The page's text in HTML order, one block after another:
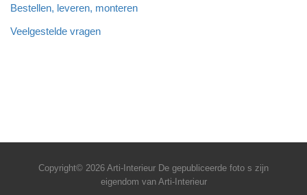
Bestellen, leveren, monteren
Veelgestelde vragen
Copyright© 2026 Arti-Interieur De gepubliceerde foto s zijn
eigendom van Arti-Interieur